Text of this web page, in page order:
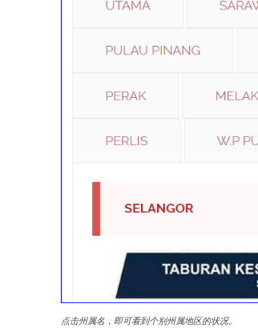
点击州属名，即可看到个别州属地区的状况。